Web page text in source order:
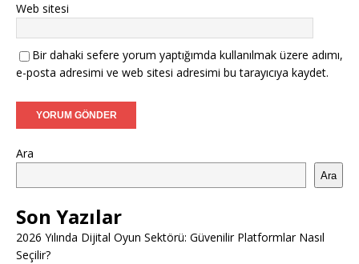
Web sitesi
Bir dahaki sefere yorum yaptığımda kullanılmak üzere adımı,
e-posta adresimi ve web sitesi adresimi bu tarayıcıya kaydet.
Ara
Ara
Son Yazılar
2026 Yılında Dijital Oyun Sektörü: Güvenilir Platformlar Nasıl
Seçilir?